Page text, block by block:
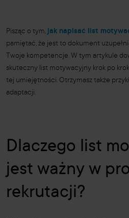
Pisząc o tym, jak napisać list
pamiętać, że jest to dokument
Twoje kompetencje. W tym artykule
skuteczny list motywacyjny krok po
tej umiejętności. Otrzymasz także
adaptacji.
Dlaczego list
jest ważny w
rekrutacji?